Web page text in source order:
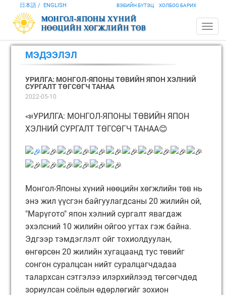
ВЭБИЙН БҮТЭЦ ХОЛБОО БАРИХ
日本語 ENGLISH
МЭДЭЭЛЭЛ
УРИЛГА: МОНГОЛ-ЯПОНЫ ТӨВИЙН ЯПОН ХЭЛНИЙ
СУРГАЛТ ТӨГСӨГЧ ТАНАА
2022-05-10
📣УРИЛГА: МОНГОЛ-ЯПОНЫ ТӨВИЙН ЯПОН
ХЭЛНИЙ СУРГАЛТ ТӨГСӨГЧ ТАНАА😊
Монгол-Японы хүний нөөцийн хөгжлийн төв нь
энэ жил үүсгэн байгуулагдсаны 20 жилийн ой,
"Марүгото" япон хэлний сургалт явагдаж
эхэлсний 10 жилийн ойгоо угтах гэж байна.
Эдгээр тэмдэглэлт ойг тохиолдуулан,
өнгөрсөн 20 жилийн хугацаанд тус төвийг
сонгон суралцсан нийт суралцагчдадаа
талархсан сэтгэлээ илэрхийлээд төгсөгчдөд
зориулсан соёлын өдөрлөгийг зохион